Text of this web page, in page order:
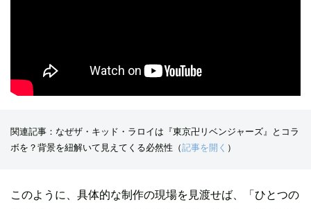
関連記事：なぜザ・キッド・ラロイは『東京卍リベンジャーズ』とコラ
ボを？背景を紐解いて見えてくる必然性（記事を開く ）
このように、具体的な制作の現場を見渡せば、「ひとつの